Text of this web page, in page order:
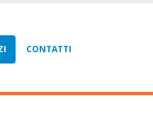
CONTATTI